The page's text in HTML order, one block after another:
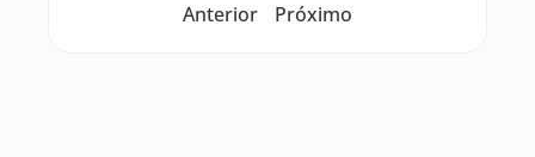
Anterior Próximo